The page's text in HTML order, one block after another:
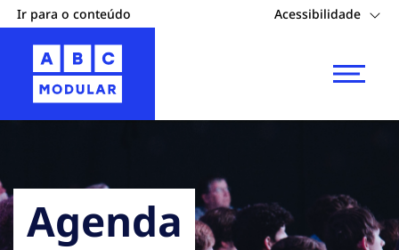
Ir para o conteúdo Acessibilidade
Agenda